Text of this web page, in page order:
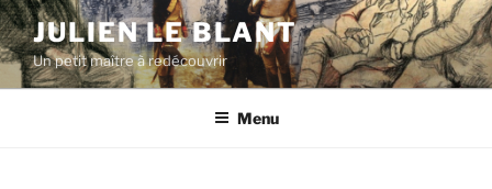
Aller
au
contenu
principal
JULIEN LE BLANT
Un petit maître à redécouvrir
Menu